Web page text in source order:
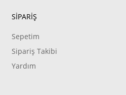
SİPARİŞ
Sepetim
Sipariş Takibi
Yardım